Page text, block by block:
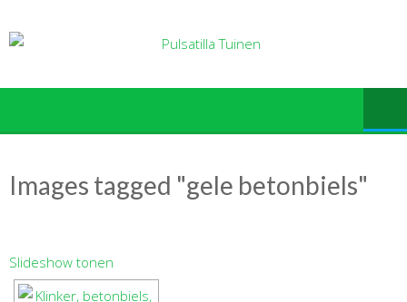
naar
inhoud
Images tagged "gele betonbiels"
Slideshow tonen